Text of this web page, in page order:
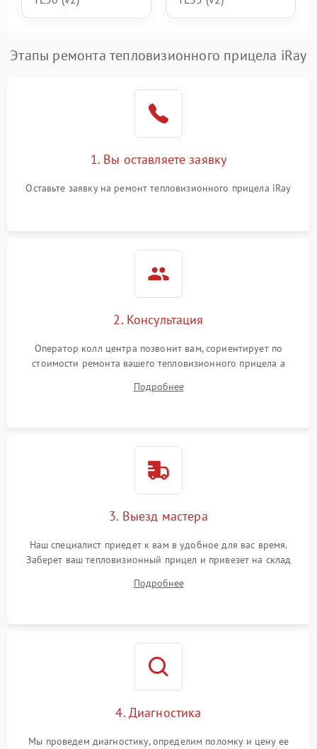
Этапы ремонта тепловизионного прицела iRay
1. Вы оставляете заявку
Оставьте заявку на ремонт тепловизионного прицела iRay
2. Консультация
Оператор колл центра позвонит вам, сориентирует по
стоимости ремонта вашего тепловизионного прицела а
Подробнее
3. Выезд мастера
Наш специалист приедет к вам в удобное для вас время.
Заберет ваш тепловизионный прицел и привезет на склад
Подробнее
4. Диагностика
Мы проведем диагностику, определим поломку и цену ее